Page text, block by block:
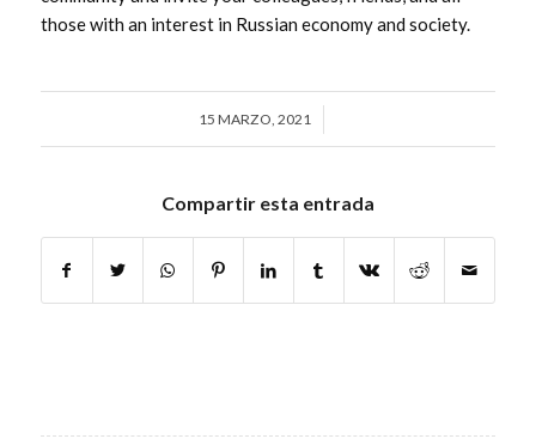
those with an interest in Russian economy and society.
15 MARZO, 2021
/
Compartir esta entrada